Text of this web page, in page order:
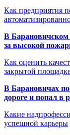
Как предприятия
В Барановичском
за высокой
Как оценить
закрытой
В Барановичах
дороге и попал в
Какие
успешной карьеры